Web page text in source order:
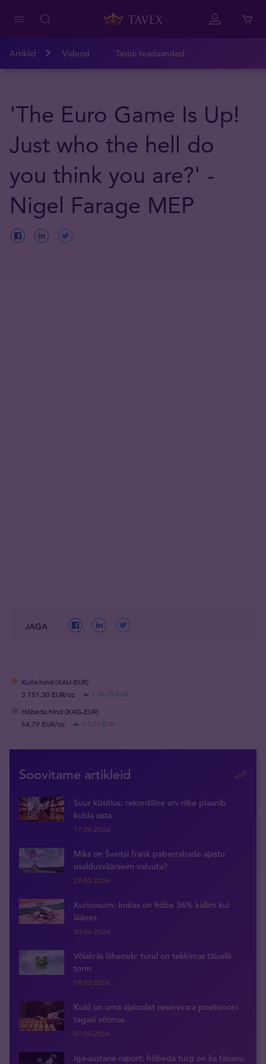
Artiklid Videod Tavidi teadaanded
'The Euro Game Is Up!
Just who the hell do
you think you are?' -
Nigel Farage MEP
JAGA
Kulla hind (XAU-EUR)
3 751,30 EUR/oz
+ 76,75 EUR
Hõbeda hind (XAG-EUR)
54,79 EUR/oz
+ 1,77 EUR
Soovitame artikleid
Suur küsitlus: rekordiline arv riike plaanib
kulda osta
17.06.2026
Miks on Šveitsi frank paberrahade ajastu
usaldusväärseim valuuta?
29.05.2026
Kurioosum: Indias on hõbe 36% kallim kui
läänes
30.06.2026
Võlakriis läheneb: turul on tekkimas täiuslik
torm
18.05.2026
Kuld on oma ajaloolist reservvara positsiooni
tagasi võtmas
07.05.2026
Iga-aastane raport: hõbeda turg on ka tänavu